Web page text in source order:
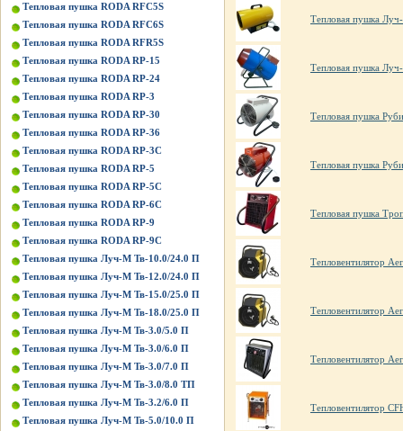
Тепловая пушка RODA RFC5S
Тепловая пушка RODA RFC6S
Тепловая пушка RODA RFR5S
Тепловая пушка RODA RP-15
Тепловая пушка RODA RP-24
Тепловая пушка RODA RP-3
Тепловая пушка RODA RP-30
Тепловая пушка RODA RP-36
Тепловая пушка RODA RP-3C
Тепловая пушка RODA RP-5
Тепловая пушка RODA RP-5C
Тепловая пушка RODA RP-6C
Тепловая пушка RODA RP-9
Тепловая пушка RODA RP-9C
Тепловая пушка Луч-М Тв-10.0/24.0 П
Тепловая пушка Луч-М Тв-12.0/24.0 П
Тепловая пушка Луч-М Тв-15.0/25.0 П
Тепловая пушка Луч-М Тв-18.0/25.0 П
Тепловая пушка Луч-М Тв-3.0/5.0 П
Тепловая пушка Луч-М Тв-3.0/6.0 П
Тепловая пушка Луч-М Тв-3.0/7.0 П
Тепловая пушка Луч-М Тв-3.0/8.0 ТП
Тепловая пушка Луч-М Тв-3.2/6.0 П
Тепловая пушка Луч-М Тв-5.0/10.0 П
Тепловая пушка
Тепловая пушка
Тепловая пушка
Тепловая пушка
Тепловая пушка
Тепловентилятор
Тепловентилятор
Тепловентилятор
Тепловентилятор